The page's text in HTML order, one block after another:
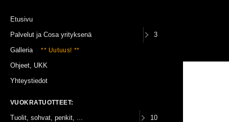
kokoontaittuva, siisti
Etusivu
Palvelut ja Cosa yrityksenä
3
Galleria
** Uutuus! **
Ohjeet, UKK
Yhteystiedot
VUOKRATUOTTEET:
Tuolit, sohvat, penkit, ...
10